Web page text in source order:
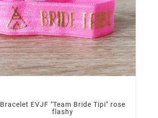
Bracelet EVJF "Team Bride Tipi" rose
flashy